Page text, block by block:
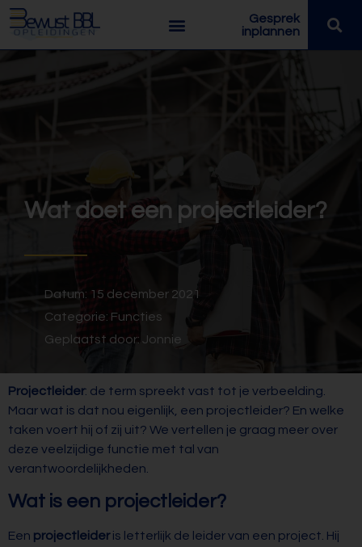
Gesprek
inplannen
Wat doet een projectleider?
Datum: 15 december 2021
Categorie: Functies
Geplaatst door: Jonnie
Projectleider: de term spreekt vast tot je verbeelding.
Maar wat is dat nou eigenlijk, een projectleider? En welke
taken voert hij of zij uit? We vertellen je graag meer over
deze veelzijdige functie met tal van
verantwoordelijkheden.
Wat is een projectleider?
Een projectleideris letterlijk de leider van een project. Hij